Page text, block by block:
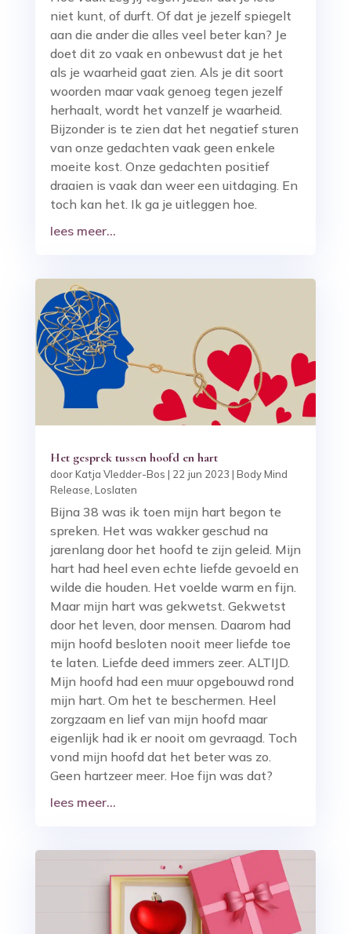
niet kunt, of durft. Of dat je jezelf spiegelt
aan die ander die alles veel beter kan? Je
doet dit zo vaak en onbewust dat je het
als je waarheid gaat zien. Als je dit soort
woorden maar vaak genoeg tegen jezelf
herhaalt, wordt het vanzelf je waarheid.
Bijzonder is te zien dat het negatief sturen
van onze gedachten vaak geen enkele
moeite kost. Onze gedachten positief
draaien is vaak dan weer een uitdaging. En
toch kan het. Ik ga je uitleggen hoe.
lees meer...
Het gesprek tussen hoofd en hart
doorKatja Vledder-Bos | 22 jun 2023 | Body Mind
Release Loslaten
Bijna 38 was ik toen mijn hart begon te
spreken. Het was wakker geschud na
jarenlang door het hoofd te zijn geleid. Mijn
hart had heel even echte liefde gevoeld en
wilde die houden. Het voelde warm en fijn.
Maar mijn hart was gekwetst. Gekwetst
door het leven, door mensen. Daarom had
mijn hoofd besloten nooit meer liefde toe
te laten. Liefde deed immers zeer. ALTIJD.
Mijn hoofd had een muur opgebouwd rond
mijn hart. Om het te beschermen. Heel
zorgzaam en lief van mijn hoofd maar
eigenlijk had ik er nooit om gevraagd. Toch
vond mijn hoofd dat het beter was zo.
Geen hartzeer meer. Hoe fijn was dat?
lees meer...